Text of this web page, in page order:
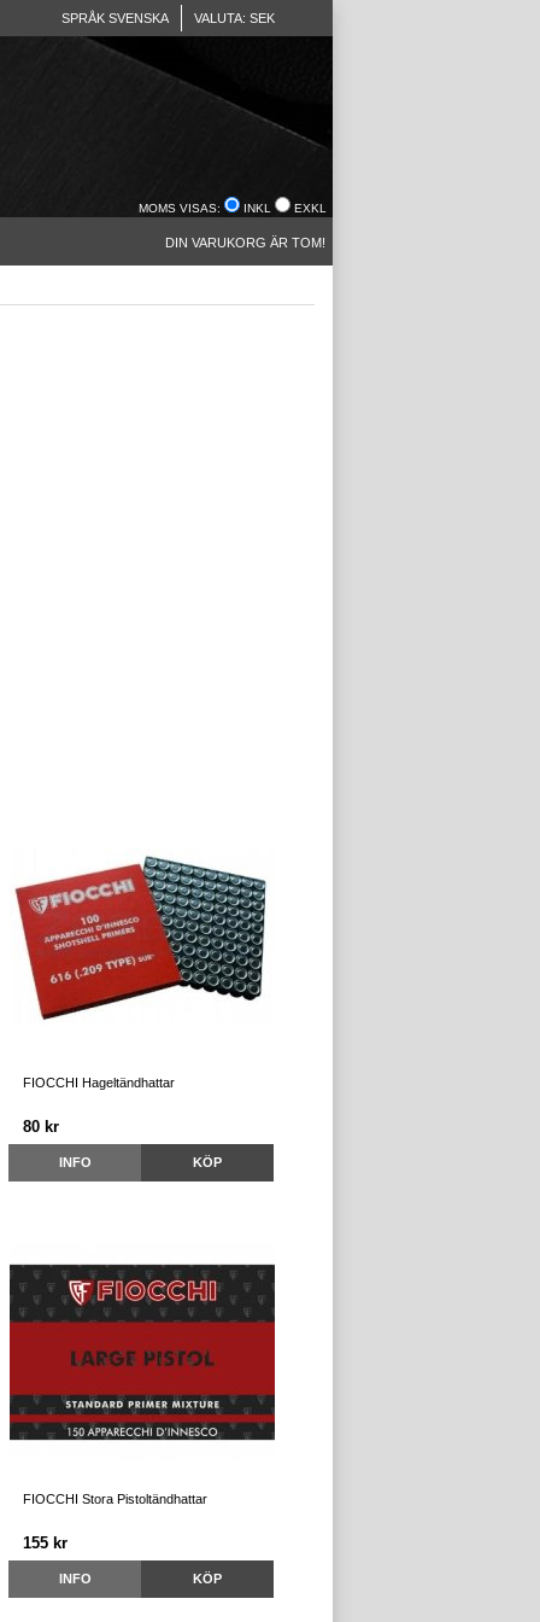
SPRÅK SVENSKA VALUTA: SEK
MOMS VISAS: INKL EXKL
DIN VARUKORG ÄR TOM!
FIOCCHI Hageltändhattar
80 kr
INFO KÖP
FIOCCHI Stora Pistoltändhattar
155 kr
INFO KÖP